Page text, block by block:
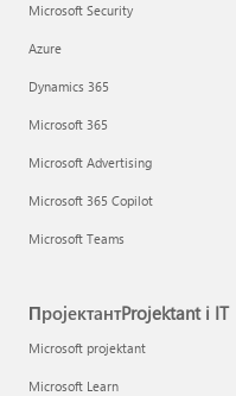
Microsoft Security
Azure
Dynamics 365
Microsoft 365
Microsoft Advertising
Microsoft 365 Copilot
Microsoft Teams
ПројектантProjektant i IT
Microsoft projektant
Microsoft Learn